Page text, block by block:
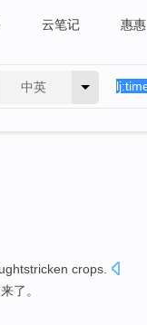
云笔记 惠惠
中英
crops
了。